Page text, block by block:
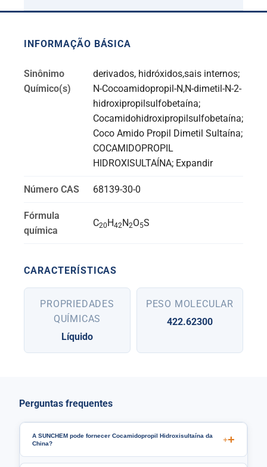
INFORMAÇÃO BÁSICA
Sinônimo
Químico(s)
derivados, hidróxidos,sais internos;
N-Cocoamidopropil-N,N-dimetil-N-2-
hidroxipropilsulfobetaína;
Cocamidohidroxipropilsulfobetaína;
Coco Amido Propil Dimetil Sultaína;
COCAMIDOPROPIL
HIDROXISULTAÍNA; Expandir
Número CAS 68139-30-0
Fórmula
química
C20 H42N2O5S
CARACTERÍSTICAS
PROPRIEDADES
QUÍMICAS
Líquido
PESO MOLECULAR
422.62300
Perguntas frequentes
A SUNCHEM pode fornecer Cocamidopropil Hidroxisultaína da
China?
+